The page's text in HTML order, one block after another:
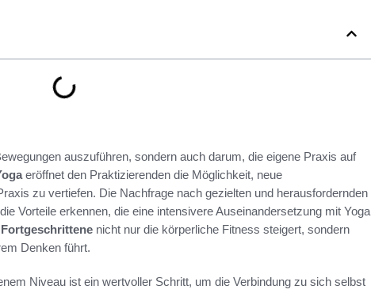
auszuführen, sondern auch darum, die eigene Praxis auf
eröffnet den Praktizierenden die Möglichkeit, neue
zu vertiefen. Die Nachfrage nach gezielten und herausfordernden
Vorteile erkennen, die eine intensivere Auseinandersetzung mit Yoga
nicht nur die körperliche Fitness steigert, sondern
Denken führt.
Niveau ist ein wertvoller Schritt, um die Verbindung zu sich selbst